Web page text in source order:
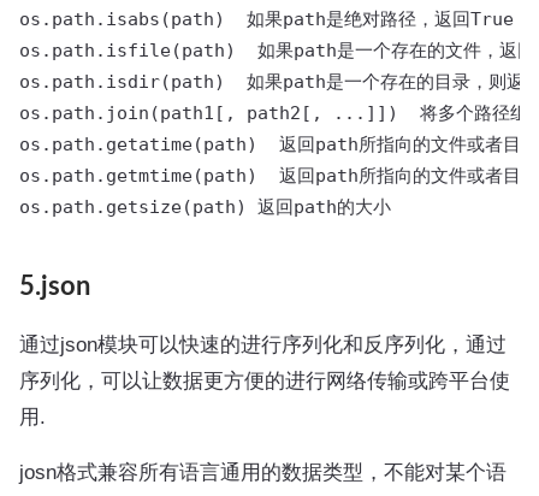
os.path.isabs(path)  如果path是绝对路径，返回True
os.path.isfile(path)  如果path是一个存在的文件，返回
os.path.isdir(path)  如果path是一个存在的目录，则返
os.path.join(path1[, path2[, ...]])  将多个路径组合后返
os.path.getatime(path)  返回path所指向的文件或者目录
os.path.getmtime(path)  返回path所指向的文件或者目录
os.path.getsize(path) 返回path的大小
5.json
通过json模块可以快速的进行序列化和反序列化，通过
序列化，可以让数据更方便的进行网络传输或跨平台使
用.
josn格式兼容所有语言通用的数据类型，不能对某个语